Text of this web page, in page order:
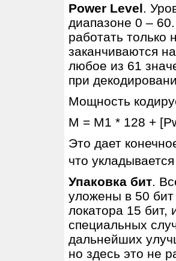
Power Level.
диапазоне 0 –
работать только
заканчиваются
любое из 61
при
Мощность
M = M1 * 128 +
Это дает
что
Упаковка бит.
уложены в 50
локатора 15 бит,
специальных
дальнейших
но здесь это не